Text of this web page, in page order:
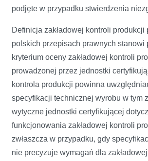
podjęte w przypadku stwierdzenia
Definicja zakładowej kontroli produkcji
polskich przepisach prawnych stanowi
kryterium oceny zakładowej kontroli
prowadzonej przez jednostki
kontrola produkcji powinna
specyfikacji technicznej wyrobu w tym
wytyczne jednostki certyfikującej
funkcjonowania zakładowej kontroli
zwłaszcza w przypadku, gdy
nie precyzuje wymagań dla